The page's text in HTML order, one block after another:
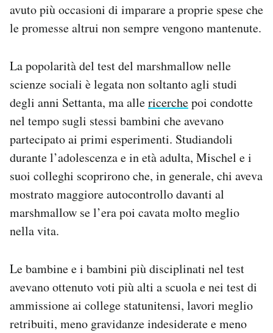
avuto più occasioni di imparare a proprie spese che
le promesse altrui non sempre vengono mantenute.
La popolarità del test del marshmallow nelle
scienze sociali è legata non soltanto agli studi
degli anni Settanta, ma allericerchepoi condotte
nel tempo sugli stessi bambini che avevano
partecipato ai primi esperimenti. Studiandoli
durante l’adolescenza e in età adulta, Mischel e i
suoi colleghi scoprirono che, in generale, chi aveva
mostrato maggiore autocontrollo davanti al
marshmallow se l’era poi cavata molto meglio
nella vita.
Le bambine e i bambini più disciplinati nel test
avevano ottenuto voti più alti a scuola e nei test di
ammissione ai college statunitensi, lavori meglio
retribuiti, meno gravidanze indesiderate e meno